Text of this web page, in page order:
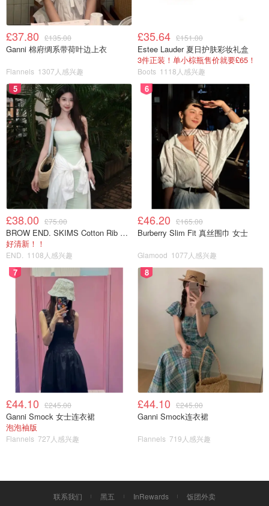
£37.80 £135.00
Ganni 棉府绸系带荷叶边上衣
Flannels 1307人感兴趣
£35.64 £151.00
Estee Lauder 夏日护肤彩妆礼盒
3件正装！单小棕瓶售价就要£65！
Boots 1118人感兴趣
5
£38.00 £75.00
BROW END. SKIMS Cotton Rib 长款背心连衣裙 薄荷绿
好清新！！
END. 1108人感兴趣
6
£46.20 £165.00
Burberry Slim Fit 真丝围巾 女士
Glamood 1077人感兴趣
7
£44.10 £245.00
Ganni Smock 女士连衣裙
泡泡袖版
Flannels 727人感兴趣
8
£44.10 £245.00
Ganni Smock连衣裙
Flannels 719人感兴趣
联系我们 黑五 InRewards 饭团外卖